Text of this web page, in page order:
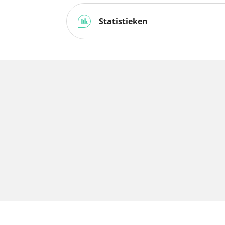
Statistieken